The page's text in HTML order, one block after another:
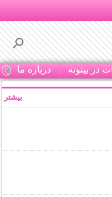
در بیتوته درباره ما
بیشتر